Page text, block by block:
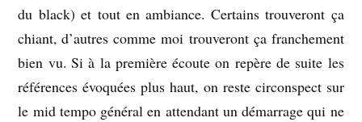
du black) et tout en ambiance. Certains trouveront ça
chiant, d’autres comme moi trouveront ça franchement
bien vu. Si à la première écoute on repère de suite les
références évoquées plus haut, on reste circonspect sur
le mid tempo général en attendant un démarrage qui ne